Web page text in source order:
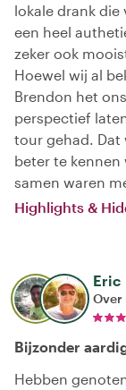
lokale drank die
een heel
zeker ook
Hoewel wij al
Brendon het
perspectief
tour gehad. Dat
beter te
samen waren
Highlights &
Eric
Over
Bijzonder
Hebben